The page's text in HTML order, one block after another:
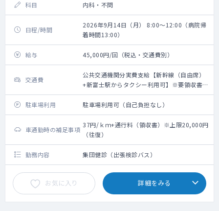
科目 内科・不問
日程/時間
2026年9月14日（月） 8:00～12:00（病院帰
着時間13:00）
給与 45,000円/回（税込・交通費別）
交通費
公共交通機関分実費支給【新幹線（自由席）
+新富士駅からタクシー利用可】※要領収書・
上限20,000円（往復）
駐車場利用
駐車場利用可（自己負担なし）
車通勤時の補足事項
37円/ｋｍ+通行料（領収書）※上限20,000円
（往復）
勤務内容 集団健診（出張検診バス）
お気に入り 詳細をみる